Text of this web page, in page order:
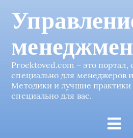
Proektoved.com – это портал,
специально для менеджеров
Методики и лучшие
специально для вас.